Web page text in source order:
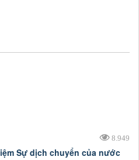
8.949
Sự dịch chuyển của nước